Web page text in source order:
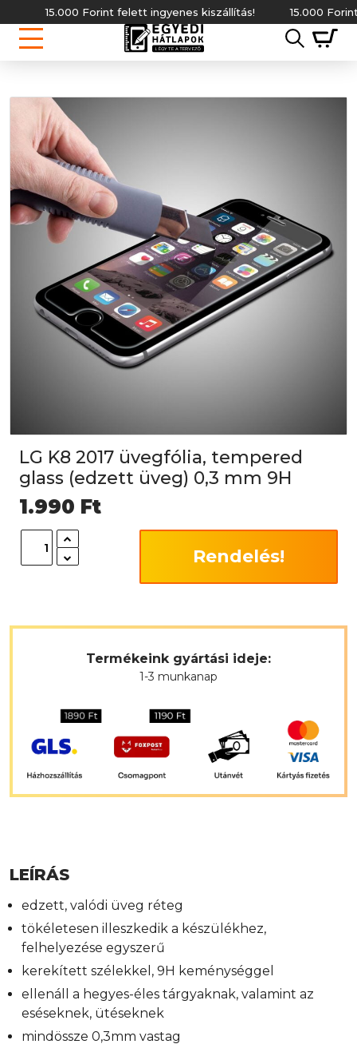
15.000 Forint felett ingyenes kiszállítás! 15.000 Forint
LG K8 2017 üvegfólia, tempered
glass (edzett üveg) 0,3 mm 9H
1.990 Ft
Rendelés!
Termékeink gyártási ideje:
1-3 munkanap
LEÍRÁS
edzett, valódi üveg réteg
tökéletesen illeszkedik a készülékhez,
felhelyezése egyszerű
kerekített szélekkel, 9H keménységgel
ellenáll a hegyes-éles tárgyaknak, valamint az
eséseknek, ütéseknek
mindössze 0,3mm vastag